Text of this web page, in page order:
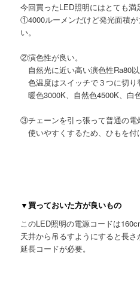
今回買ったLED照明にはとても満
①4000ルーメンだけど発光面積
い。
②演色性が良い。
自然光に近い高い演色性Ra80以
色温度はスイッチで３つに切り
暖色3000K、自然色4500K、白色
③チェーンを引っ張って普通の電
使いやすくするため、ひもを付
▼買っておいた方が良いもの
このLED照明の電源コードは
天井から吊るすようにすると長さ
延長コードが必要。